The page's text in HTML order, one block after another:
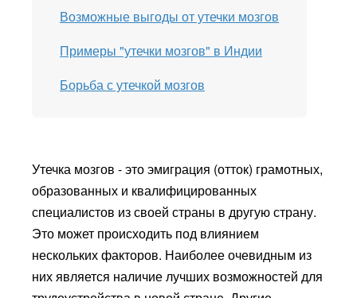
Возможные выгоды от утечки мозгов
Примеры "утечки мозгов" в Индии
Борьба с утечкой мозгов
Утечка мозгов - это эмиграция (отток) грамотных,
образованных и квалифицированных
специалистов из своей страны в другую страну.
Это может происходить под влиянием
нескольких факторов. Наиболее очевидным из
них является наличие лучших возможностей для